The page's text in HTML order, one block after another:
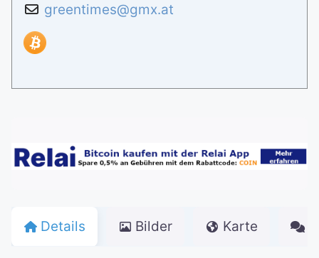
greentimes@gmx.at
Details Bilder Karte